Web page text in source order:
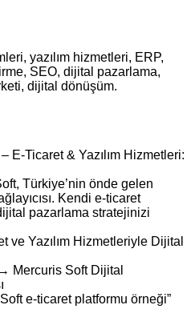
yazılım hizmetleri, ERP,
SEO, dijital pazarlama,
dijital dönüşüm.
E‑Ticaret & Yazılım Hizmetleri:
Türkiye’nin önde gelen
Kendi e‑ticaret
pazarlama stratejinizi
ve Yazılım Hizmetleriyle Dijital
Mercuris Soft Dijital
e‑ticaret platformu örneği”